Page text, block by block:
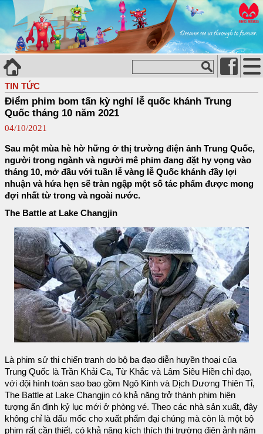
TIN TỨC
Điểm phim bom tấn kỳ nghỉ lễ quốc khánh Trung
Quốc tháng 10 năm 2021
04/10/2021
Sau một mùa hè hờ hững ở thị trường điện ảnh Trung Quốc,
người trong ngành và người mê phim đang đặt hy vọng vào
tháng 10, mở đầu với tuần lễ vàng lễ Quốc khánh đầy lợi
nhuận và hứa hẹn sẽ tràn ngập một số tác phẩm được mong
đợi nhất từ trong và ngoài nước.
The Battle at Lake Changjin
Là phim sử thi chiến tranh do bộ ba đạo diễn huyền thoại của
Trung Quốc là Trần Khải Ca, Từ Khắc và Lâm Siêu Hiền chỉ đạo,
với đội hình toàn sao bao gồm Ngô Kinh và Dịch Dương Thiên Tỉ,
The Battle at Lake Changjin có khả năng trở thành phim hiện
tượng ấn định kỷ lục mới ở phòng vé. Theo các nhà sản xuất, đây
không chỉ là dấu mốc cho xuất phẩm đại chúng mà còn là một bộ
phim rất cần thiết, có khả năng kích thích thị trường điện ảnh năm